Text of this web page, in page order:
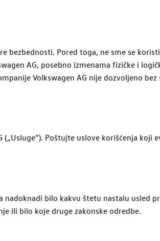
bezbednosti. Pored toga, ne sme se
AG, posebno izmenama fizičke i
Volkswagen AG nije dozvoljeno bez
(„Usluge”). Poštujte uslove korišćenja koji
nadoknadi bilo kakvu štetu nastalu usled
ili bilo koje druge zakonske odredbe.